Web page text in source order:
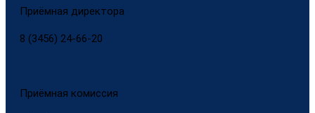
Приёмная директора
8 (3456) 24-66-20
Приёмная комиссия